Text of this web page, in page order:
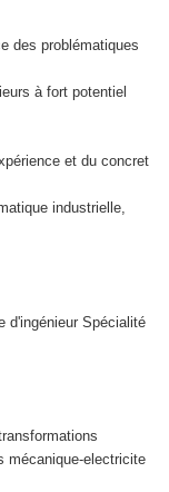
des problématiques
à fort potentiel
et du concret
industrielle,
d'ingénieur Spécialité
mécanique-electricite